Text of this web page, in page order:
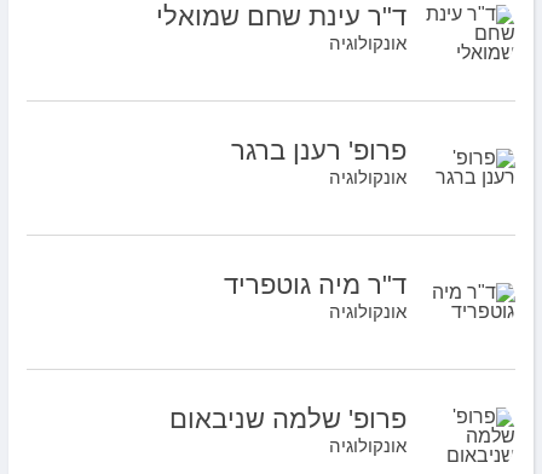
ד"ר עינת שחם שמואלי
אונקולוגיה
פרופ' רענן ברגר
אונקולוגיה
ד"ר מיה גוטפריד
אונקולוגיה
פרופ' שלמה שניבאום
אונקולוגיה